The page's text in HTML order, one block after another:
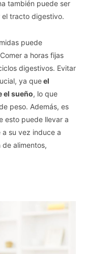
también puede ser
tracto digestivo.
puede
a horas fijas
digestivos. Evitar
ya queel
el sueño, lo que
peso. Además, es
esto puede llevar a
su vez induce a
alimentos,